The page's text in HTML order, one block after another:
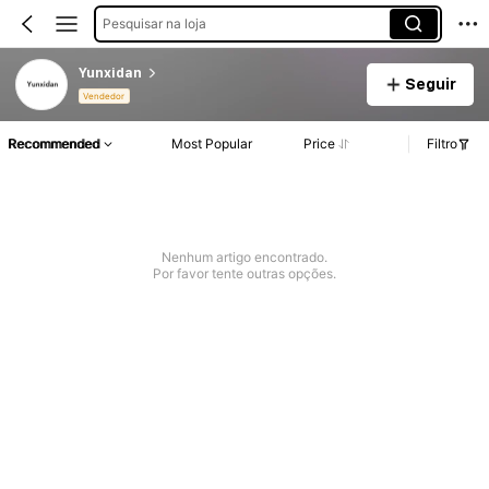
Pesquisar na loja
Yunxidan
Vendedor
Seguir
Recommended Most Popular Price Filtro
Nenhum artigo encontrado.
Por favor tente outras opções.